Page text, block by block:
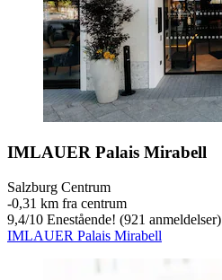
IMLAUER Palais Mirabell
Salzburg Centrum
‐0,31 km fra centrum
9,4/10 Enestående! (921 anmeldelser)
IMLAUER Palais Mirabell